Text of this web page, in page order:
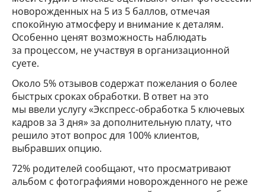
новорожденных на 5 из 5 баллов, отмечая
спокойную атмосферу и внимание к деталям.
Особенно ценят возможность наблюдать
за процессом, не участвуя в организационной
суете.
Около 5% отзывов содержат пожелания о более
быстрых сроках обработки. В ответ на это
мы ввели услугу «Экспресс-обработка 5 ключевых
кадров за 3 дня» за дополнительную плату, что
решило этот вопрос для 100% клиентов,
выбравших опцию.
72% родителей сообщают, что просматривают
альбом с фотографиями новорожденного не реже